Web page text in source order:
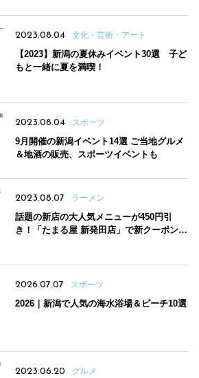
2023.08.04 文化・芸術・アート
【2023】新潟の夏休みイベント30選 子ど
もと一緒に夏を満喫！
2023.08.04 スポーツ
9月開催の新潟イベント14選 ご当地グルメ
＆地酒の販売、スポーツイベントも
2023.08.07 ラーメン
話題の新店の大人気メニューが450円引
き！「たまる屋 新発田店」で新クーポン登
2026.07.07 スポーツ
2026｜新潟で人気の海水浴場＆ビーチ10選
2023.06.20 グルメ